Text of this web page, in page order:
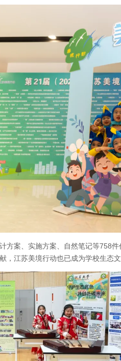
案、实施方案、自然笔记等758件
，江苏美境行动也已成为学校生态